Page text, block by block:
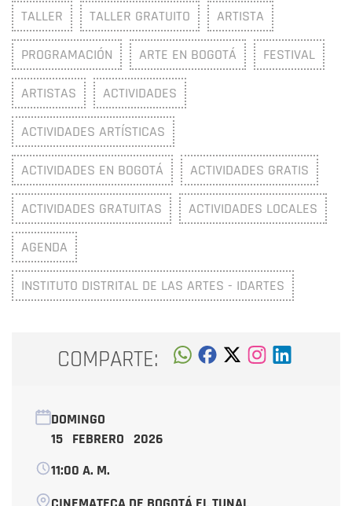
TALLER TALLER GRATUITO ARTISTA
PROGRAMACIÓN ARTE EN BOGOTÁ FESTIVAL
ARTISTAS ACTIVIDADES
ACTIVIDADES ARTÍSTICAS
ACTIVIDADES EN BOGOTÁ ACTIVIDADES GRATIS
ACTIVIDADES GRATUITAS ACTIVIDADES LOCALES
AGENDA
INSTITUTO DISTRITAL DE LAS ARTES - IDARTES
COMPARTE:
DOMINGO
15 FEBRERO 2026
11:00 A. M.